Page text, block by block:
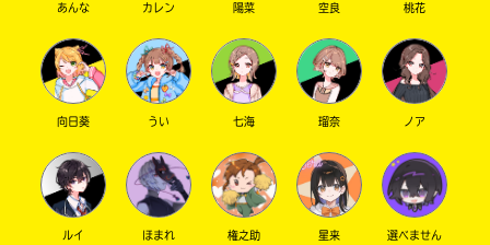
あんな カレン 陽菜 空良 桃花
向日葵 うい 七海 瑠奈 ノア
ルイ ほまれ 権之助 星来 選べません